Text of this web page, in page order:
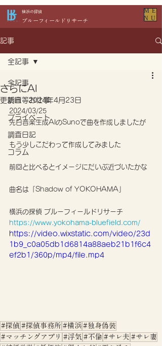
​横浜の探偵
​ブルーフィールドリサーチ
ME
NU
記事
全記事
調査等お仕事
プライベート
調査日記
コラム
全記事
さらにAI
更新日：2024年4月23日
2024/03/25
先日音楽生成AIのSunoで曲を作成しましたが
もう少しこだわって作成してみました
前回と比べるとイメージにだいぶ近づいたかな
曲名は「Shadow of YOKOHAMA」
横浜の探偵 ブルーフィールドリサーチ
https://www.yokohama-bluefield.com/
https://video.wixstatic.com/video/23d
1b9_c0a05db1d6814a88aeb21b1f6c4
ef2b1/360p/mp4/file.mp4
#探偵 #探偵事務所 #横浜 #独身偽装
#マッチングアプリ #浮気 #不倫 #サレ夫 #サレ妻